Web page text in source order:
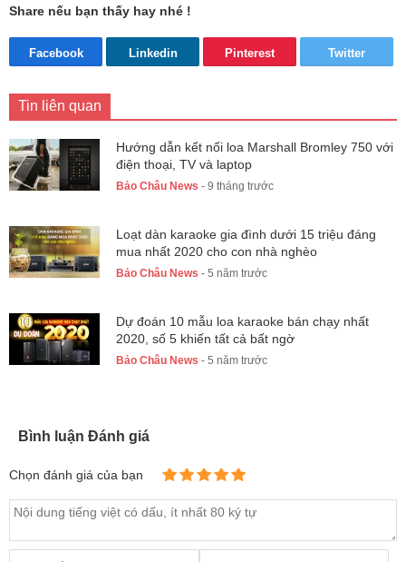
Share nếu bạn thấy hay nhé !
Facebook Linkedin Pinterest Twitter
Tin liên quan
Hướng dẫn kết nối loa Marshall Bromley 750 với
điện thoại, TV và laptop
Bảo Châu News - 9 tháng trước
Loạt dàn karaoke gia đình dưới 15 triệu đáng
mua nhất 2020 cho con nhà nghèo
Bảo Châu News - 5 năm trước
Dự đoán 10 mẫu loa karaoke bán chạy nhất
2020, số 5 khiến tất cả bất ngờ
Bảo Châu News - 5 năm trước
Bình luận Đánh giá
Chọn đánh giá của bạn